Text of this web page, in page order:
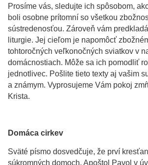
Prosíme vás, sledujte ich spôsobom,
boli osobne prítomní so všetkou
sústredenosťou. Zároveň vám
liturgie. Jej cieľom je napomôcť
tohtoročných veľkonočných sviatkov v
domácnostiach. Môže sa ich pomodliť
jednotlivec. Pošlite tieto texty aj vašim
a známym. Vyprosujeme Vám pokoj
Krista.
Domáca cirkev
Sväté písmo dosvedčuje, že prví
súkromných domoch. Apoštol Pavol v